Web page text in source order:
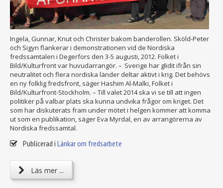
Ingela, Gunnar, Knut och Christer bakom banderollen. Sköld-Peter
och Sigyn flankerar i demonstrationen vid de Nordiska
fredssamtalen i Degerfors den 3-5 augusti, 2012. Folket i
Bild/Kulturfront var huvudarrangör. – Sverige har glidit ifrån sin
neutralitet och flera nordiska länder deltar aktivt i krig. Det behövs
en ny folklig fredsfront, säger Hashim Al-Malki, Folket i
Bild/Kulturfront-Stockholm. – Till valet 2014 ska vi se till att ingen
politiker på valbar plats ska kunna undvika frågor om kriget. Det
som har diskuterats fram under mötet i helgen kommer att komma
ut som en publikation, säger Eva Myrdal, en av arrangörerna av
Nordiska fredssamtal.
Publicerad i Länkar om fredsarbete
Läs mer ...